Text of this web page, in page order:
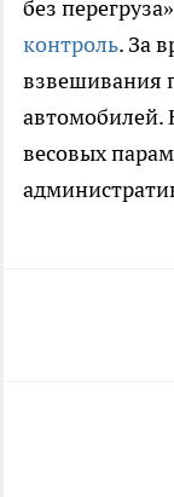
без
контроль. За
взвешивания
автомобилей.
весовых